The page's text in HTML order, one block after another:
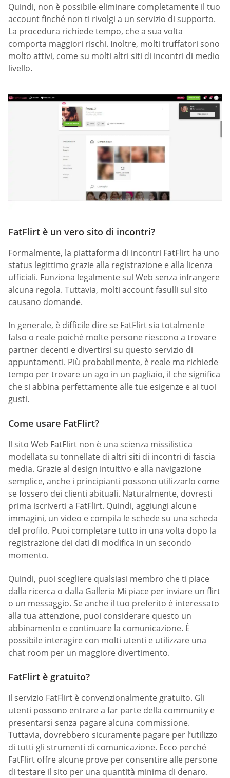
Quindi, non è possibile eliminare completamente il tuo
account finché non ti rivolgi a un servizio di supporto.
La procedura richiede tempo, che a sua volta
comporta maggiori rischi. Inoltre, molti truffatori sono
molto attivi, come su molti altri siti di incontri di medio
livello.
FatFlirt è un vero sito di incontri?
Formalmente, la piattaforma di incontri FatFlirt ha uno
status legittimo grazie alla registrazione e alla licenza
ufficiali. Funziona legalmente sul Web senza infrangere
alcuna regola. Tuttavia, molti account fasulli sul sito
causano domande.
In generale, è difficile dire se FatFlirt sia totalmente
falso o reale poiché molte persone riescono a trovare
partner decenti e divertirsi su questo servizio di
appuntamenti. Più probabilmente, è reale ma richiede
tempo per trovare un ago in un pagliaio, il che significa
che si abbina perfettamente alle tue esigenze e ai tuoi
gusti.
Come usare FatFlirt?
Il sito Web FatFlirt non è una scienza missilistica
modellata su tonnellate di altri siti di incontri di fascia
media. Grazie al design intuitivo e alla navigazione
semplice, anche i principianti possono utilizzarlo come
se fossero dei clienti abituali. Naturalmente, dovresti
prima iscriverti a FatFlirt. Quindi, aggiungi alcune
immagini, un video e compila le schede su una scheda
del profilo. Puoi completare tutto in una volta dopo la
registrazione dei dati di modifica in un secondo
momento.
Quindi, puoi scegliere qualsiasi membro che ti piace
dalla ricerca o dalla Galleria Mi piace per inviare un flirt
o un messaggio. Se anche il tuo preferito è interessato
alla tua attenzione, puoi considerare questo un
abbinamento e continuare la comunicazione. È
possibile interagire con molti utenti e utilizzare una
chat room per un maggiore divertimento.
FatFlirt è gratuito?
Il servizio FatFlirt è convenzionalmente gratuito. Gli
utenti possono entrare a far parte della community e
presentarsi senza pagare alcuna commissione.
Tuttavia, dovrebbero sicuramente pagare per l’utilizzo
di tutti gli strumenti di comunicazione. Ecco perché
FatFlirt offre alcune prove per consentire alle persone
di testare il sito per una quantità minima di denaro.